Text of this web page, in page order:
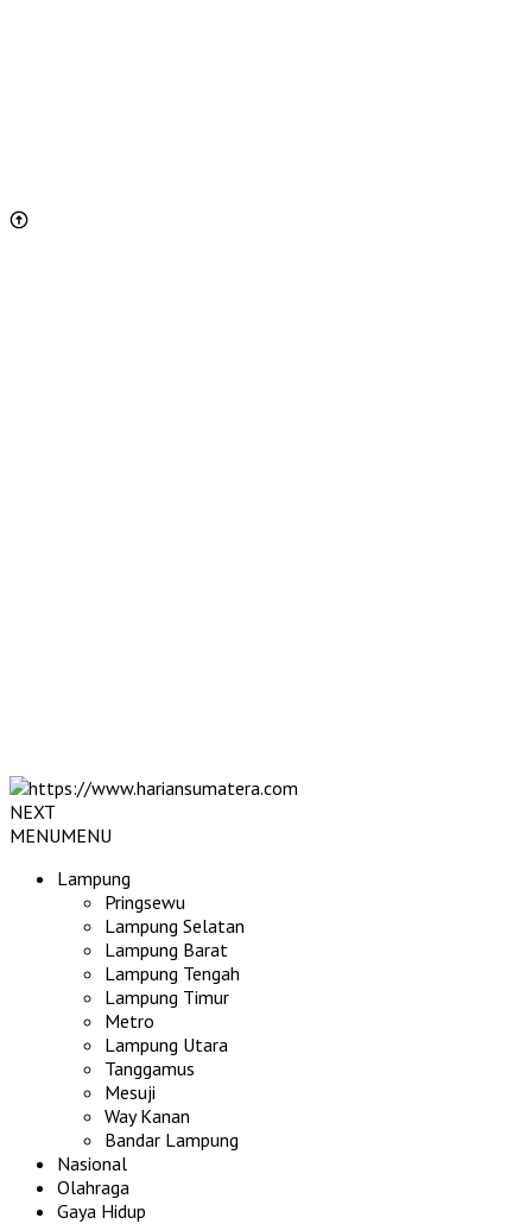
NEXT
MENUMENU
Lampung
Pringsewu
Lampung Selatan
Lampung Barat
Lampung Tengah
Lampung Timur
Metro
Lampung Utara
Tanggamus
Mesuji
Way Kanan
Bandar Lampung
Nasional
Olahraga
Gaya Hidup